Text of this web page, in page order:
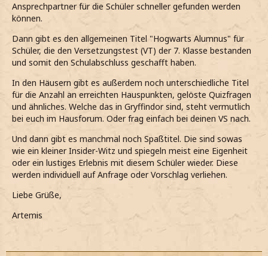
Ansprechpartner für die Schüler schneller gefunden werden
können.
Dann gibt es den allgemeinen Titel "Hogwarts Alumnus" für
Schüler, die den Versetzungstest (VT) der 7. Klasse bestanden
und somit den Schulabschluss geschafft haben.
In den Häusern gibt es außerdem noch unterschiedliche Titel
für die Anzahl an erreichten Hauspunkten, gelöste Quizfragen
und ähnliches. Welche das in Gryffindor sind, steht vermutlich
bei euch im Hausforum. Oder frag einfach bei deinen VS nach.
Und dann gibt es manchmal noch Spaßtitel. Die sind sowas
wie ein kleiner Insider-Witz und spiegeln meist eine Eigenheit
oder ein lustiges Erlebnis mit diesem Schüler wieder. Diese
werden individuell auf Anfrage oder Vorschlag verliehen.
Liebe Grüße,
Artemis